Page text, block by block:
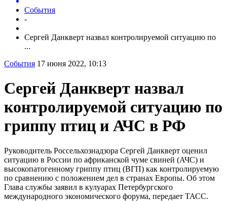
События
-
Сергей Данкверт назвал контролируемой ситуацию по
...
События 17 июня 2022, 10:13
Сергей Данкверт назвал
контролируемой ситуацию по
гриппу птиц и АЧС в РФ
Руководитель Россельхознадзора Сергей Данкверт оценил
ситуацию в России по африканской чуме свиней (АЧС) и
высокопатогенному гриппу птиц (ВГП) как контролируемую
по сравнению с положением дел в странах Европы. Об этом
Глава службы заявил в кулуарах Петербургского
международного экономического форума, передает ТАСС.